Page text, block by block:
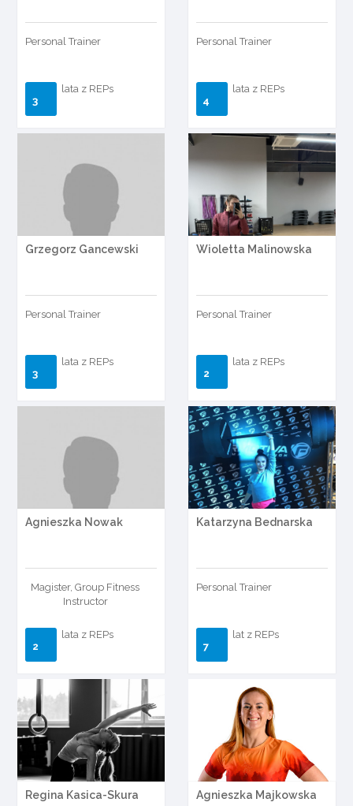
Personal Trainer
3
lata z REPs
Personal Trainer
4
lata z REPs
Grzegorz Gancewski
Personal Trainer
3
lata z REPs
Wioletta Malinowska
Personal Trainer
2
lata z REPs
Agnieszka Nowak
Magister, Group Fitness
Instructor
2
lata z REPs
Katarzyna Bednarska
Personal Trainer
7
lat z REPs
Regina Kasica-Skura Agnieszka Majkowska